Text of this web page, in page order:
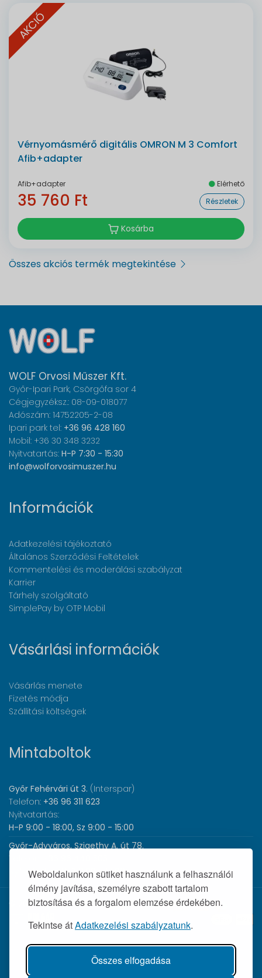
Weboldalunkon sütiket használunk a felhasználói
élmény javítása, személyre szabott tartalom
biztosítása és a forgalom elemzése érdekében.
Tekintse átAdatkezelési szabályzatunk.
Összes elfogadása
AKCIÓ
Vérnyomásmérő digitális OMRON M 3 Comfort
Afib+adapter
Afib+adapter Elérhető
35 760 Ft Részletek
Kosárba
Összes akciós termék megtekintése
WOLF Orvosi Műszer Kft.
Győr-Ipari Park, Csörgőfa sor 4
Cégjegyzéksz.: 08-09-018077
Adószám: 14752205-2-08
Ipari park tel: +36 96 428 160
Mobil: +36 30 348 3232
Nyitvatartás: H-P 7:30 - 15:30
info@wolforvosimuszer.hu
Információk
Adatkezelési tájékoztató
Általános Szerződési Feltételek
Kommentelési és moderálási szabályzat
Karrier
Tárhely szolgáltató
SimplePay by OTP Mobil
Vásárlási információk
Vásárlás menete
Fizetés módja
Szállítási költségek
Mintaboltok
Győr Fehérvári út 3. (Interspar)
Telefon: +36 96 311 623
Nyitvatartás:
H-P 9:00 - 18:00, Sz 9:00 - 15:00
Győr-Adyváros, Szigethy A. út 78.
Telefon:
Nyitvatartás:H-P 8:00 - 17:00
© 2026 Wolf Orvosi Műszer Kft. |